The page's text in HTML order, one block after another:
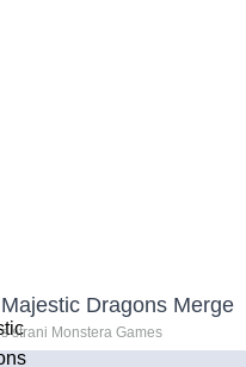
Majestic Dragons Merge
s strani Monstera Games